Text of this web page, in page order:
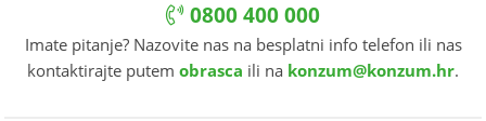
0800 400 000
Imate pitanje? Nazovite nas na besplatni info telefon ili nas
kontaktirajte putem obrasca ili na konzum@konzum.hr.